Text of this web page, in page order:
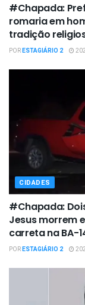
#Chapada:
romaria em
tradição
PORESTAGIÁRIO 2
CIDADES
#Chapada:
Jesus morrem
carreta na BA-
PORESTAGIÁRIO 2